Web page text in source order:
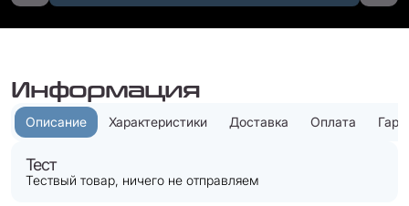
Информация
Описание Характеристики Доставка Оплата
Тест
Тествый товар, ничего не отправляем